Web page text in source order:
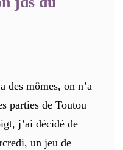
des mômes, on n’a
parties de Toutou
j’ai décidé de
un jeu de